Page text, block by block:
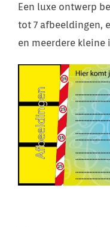
Een luxe ontwerp
tot 7 afbeeldingen,
en meerdere kleine